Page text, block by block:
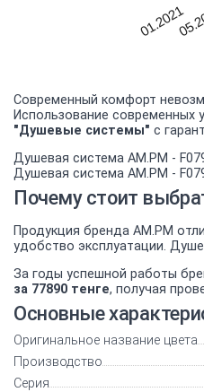
01.2021
Современный комфорт
Использование современных
"Душевые системы" с
Душевая система AM.PM -
Душевая система AM.PM -
Почему стоит
Продукция бренда AM.PM
удобство эксплуатации.
За годы успешной работы
за 77890 тенге, получая
Основные
Оригинальное название цвета
Производство
Серия